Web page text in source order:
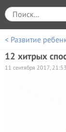
< Развитие
12 хитрых
11 сентября 2017, 21:53